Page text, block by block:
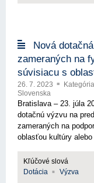
Nová
zameraných na
súvisiacu s
26. 7. 2023
Slovenska
Bratislava – 23. júla
dotačnú výzvu na
zameraných na
oblasťou kultúry alebo
Kľúčové slová
Dotácia
Výzva